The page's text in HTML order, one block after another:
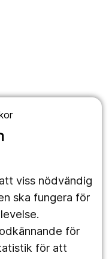
viss nödvändig
ska fungera för
för
för att